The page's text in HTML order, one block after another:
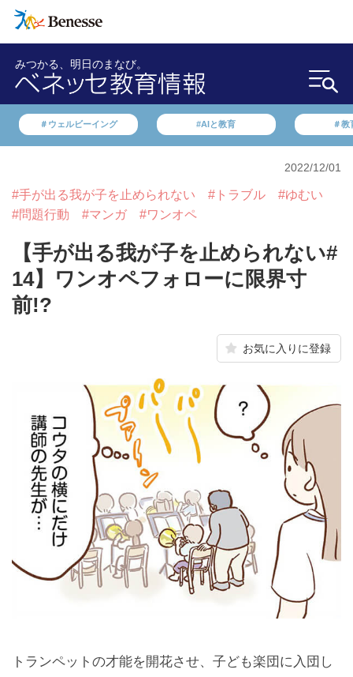
みつかる、明日のまなび。
＃ウェルビーイング #AIと教育 ＃教
2022/12/01
#手が出る我が子を止められない #トラブル
#ゆむい
#問題行動
#マンガ #ワンオペ
【手が出る我が子を止められない#
14】ワンオペフォローに限界寸
前!?
お気に入りに登録
トランペットの才能を開花させ、子ども楽団に入団し